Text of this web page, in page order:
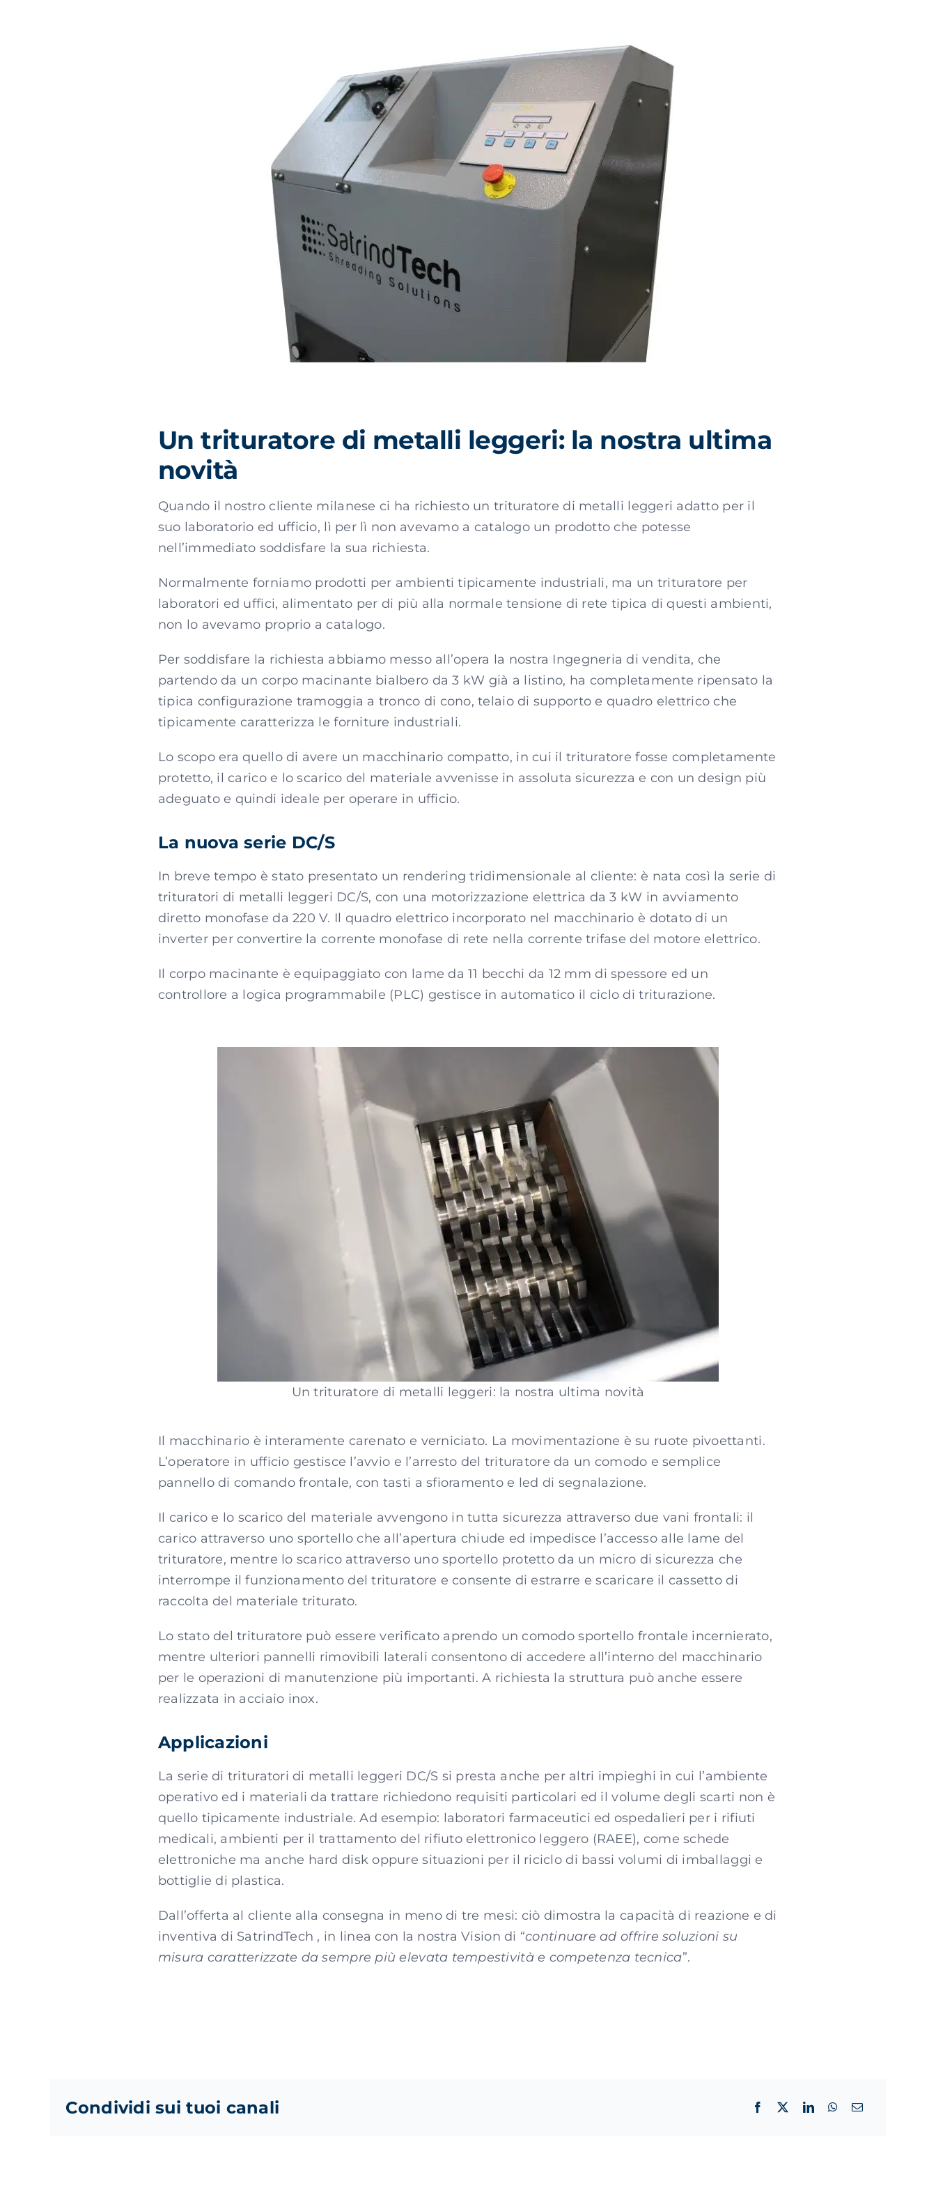
Un trituratore di metalli leggeri: la nostra ultima
novità
Quando il nostro cliente milanese ci ha richiesto un trituratore di metalli leggeri adatto per il
suo laboratorio ed ufficio, lì per lì non avevamo a catalogo un prodotto che potesse
nell’immediato soddisfare la sua richiesta.
Normalmente forniamo prodotti per ambienti tipicamente industriali, ma un trituratore per
laboratori ed uffici, alimentato per di più alla normale tensione di rete tipica di questi ambienti,
non lo avevamo proprio a catalogo.
Per soddisfare la richiesta abbiamo messo all’opera la nostra Ingegneria di vendita, che
partendo da un corpo macinante bialbero da 3 kW già a listino, ha completamente ripensato la
tipica configurazione tramoggia a tronco di cono, telaio di supporto e quadro elettrico che
tipicamente caratterizza le forniture industriali.
Lo scopo era quello di avere un macchinario compatto, in cui il trituratore fosse completamente
protetto, il carico e lo scarico del materiale avvenisse in assoluta sicurezza e con un design più
adeguato e quindi ideale per operare in ufficio.
La nuova serie DC/S
In breve tempo è stato presentato un rendering tridimensionale al cliente: è nata così la serie di
trituratori di metalli leggeri DC/S, con una motorizzazione elettrica da 3 kW in avviamento
diretto monofase da 220 V. Il quadro elettrico incorporato nel macchinario è dotato di un
inverter per convertire la corrente monofase di rete nella corrente trifase del motore elettrico.
Il corpo macinante è equipaggiato con lame da 11 becchi da 12 mm di spessore ed un
controllore a logica programmabile (PLC) gestisce in automatico il ciclo di triturazione.
Un trituratore di metalli leggeri: la nostra ultima novità
Il macchinario è interamente carenato e verniciato. La movimentazione è su ruote pivoettanti.
L’operatore in ufficio gestisce l’avvio e l’arresto del trituratore da un comodo e semplice
pannello di comando frontale, con tasti a sfioramento e led di segnalazione.
Il carico e lo scarico del materiale avvengono in tutta sicurezza attraverso due vani frontali: il
carico attraverso uno sportello che all’apertura chiude ed impedisce l’accesso alle lame del
trituratore, mentre lo scarico attraverso uno sportello protetto da un micro di sicurezza che
interrompe il funzionamento del trituratore e consente di estrarre e scaricare il cassetto di
raccolta del materiale triturato.
Lo stato del trituratore può essere verificato aprendo un comodo sportello frontale incernierato,
mentre ulteriori pannelli rimovibili laterali consentono di accedere all’interno del macchinario
per le operazioni di manutenzione più importanti. A richiesta la struttura può anche essere
realizzata in acciaio inox.
Applicazioni
La serie di trituratori di metalli leggeri DC/S si presta anche per altri impieghi in cui l’ambiente
operativo ed i materiali da trattare richiedono requisiti particolari ed il volume degli scarti non è
quello tipicamente industriale. Ad esempio: laboratori farmaceutici ed ospedalieri per i rifiuti
medicali, ambienti per il trattamento del rifiuto elettronico leggero (RAEE), come schede
elettroniche ma anche hard disk oppure situazioni per il riciclo di bassi volumi di imballaggi e
bottiglie di plastica.
Dall’offerta al cliente alla consegna in meno di tre mesi: ciò dimostra la capacità di reazione e di
inventiva di SatrindTech , in linea con la nostra Vision di “continuare ad offrire soluzioni su
misura caratterizzate da sempre più elevata tempestività e competenza tecnica”.
Condividi sui tuoi canali